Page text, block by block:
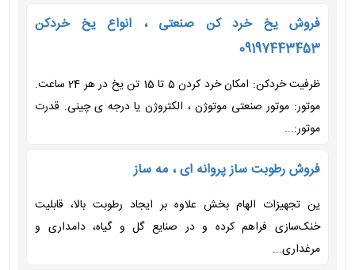
فروش یخ خرد کن صنعتی ، انواع یخ خردکن
09197443453
ظرفیت خردکن: امکان خرد کردن 5 تا 15 تن یخ در هر 24 ساعت.
موتور: موتور صنعتی موتوژن ، الکتروژن یا درجه ی چینی. قدرت
موتور:...
فروش رطوبت ساز پروانه ای ، مه ساز
ین تجهیزات الهام بخش علاوه بر ایجاد رطوبت بالا، قابلیت
خنک‌سازی فراهم کرده و در صنایع گل و گیاه، دامداری و
مرغداری...